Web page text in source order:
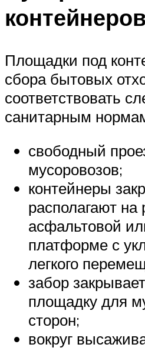
контейнеров
Площадки под
сбора бытовых
соответствовать
санитарным
свободный
мусоровозов;
контейнеры
располагают на
асфальтовой
платформе с
легкого
забор
площадку для
сторон;
вокруг